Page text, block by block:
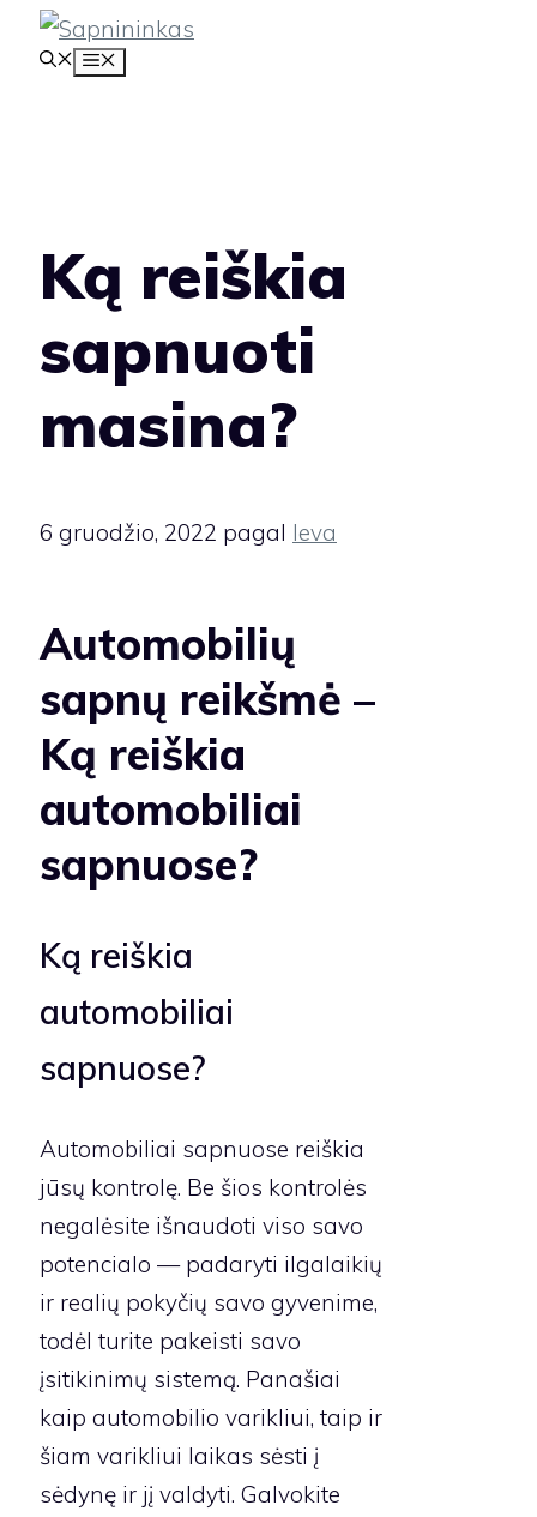
Pereiti
prie
Ką reiškia
sapnuoti
masina?
6 gruodžio, 2022 pagal Ieva
Automobilių
sapnų reikšmė –
Ką reiškia
automobiliai
sapnuose?
Ką reiškia
automobiliai
sapnuose?
Automobiliai sapnuose reiškia
jūsų kontrolę. Be šios kontrolės
negalėsite išnaudoti viso savo
potencialo — padaryti ilgalaikių
ir realių pokyčių savo gyvenime,
todėl turite pakeisti savo
įsitikinimų sistemą. Panašiai
kaip automobilio varikliui, taip ir
šiam varikliui laikas sėsti į
sėdynę ir jį valdyti. Galvokite